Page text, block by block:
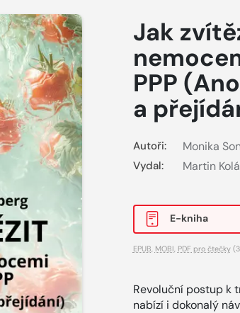
Jak
PPP
a
Autoři: Monika
Vydal: Martin
E-kniha
EPUB MOBI PDF pro čtečky
Revoluční postup k
nabízí i dokonalý